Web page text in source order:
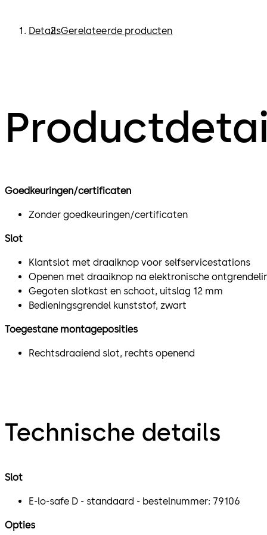
DetailsGerelateerde producten
Goedkeuringen/certificaten
Zonder goedkeuringen/certificaten
Slot
Klantslot met draaiknop voor selfservicestations
Openen met draaiknop na elektronische
Gegoten slotkast en schoot, uitslag 12 mm
Bedieningsgrendel kunststof, zwart
Toegestane montageposities
Rechtsdraaiend slot, rechts openend
Technische details
Slot
E-lo-safe D - standaard - bestelnummer: 79106
Opties